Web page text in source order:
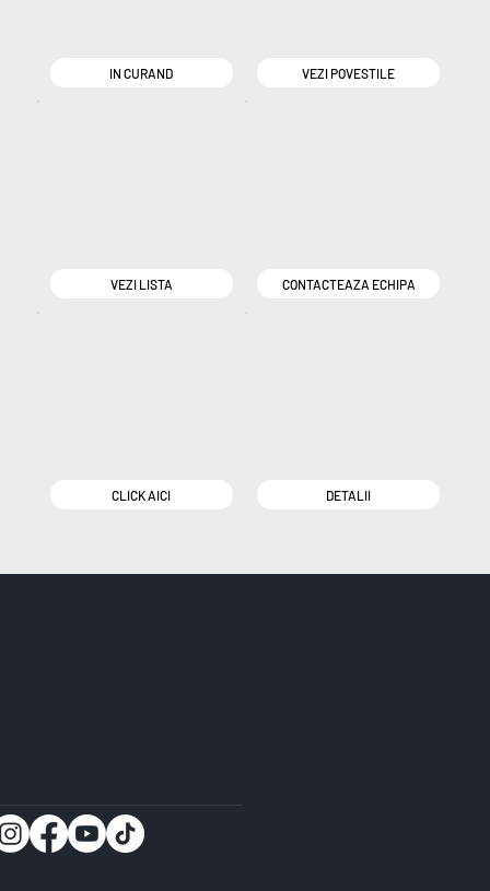
IN CURAND VEZI POVESTILE
VEZI LISTA CONTACTEAZA ECHIPA
CLICK AICI DETALII